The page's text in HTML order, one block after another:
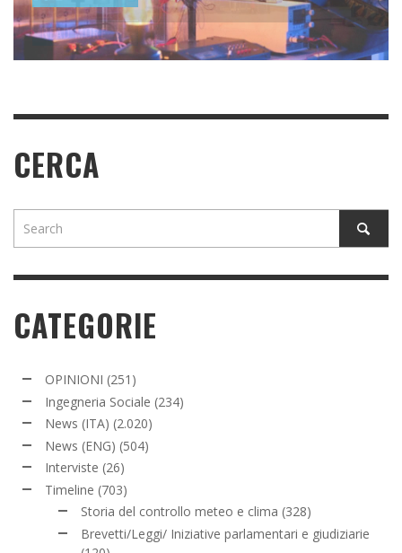
READ MORE
READ MORE
CERCA
CATEGORIE
OPINIONI (251)
Ingegneria Sociale (234)
News (ITA) (2.020)
News (ENG) (504)
Interviste (26)
Timeline (703)
Storia del controllo meteo e clima (328)
Brevetti/Leggi/ Iniziative parlamentari e giudiziarie